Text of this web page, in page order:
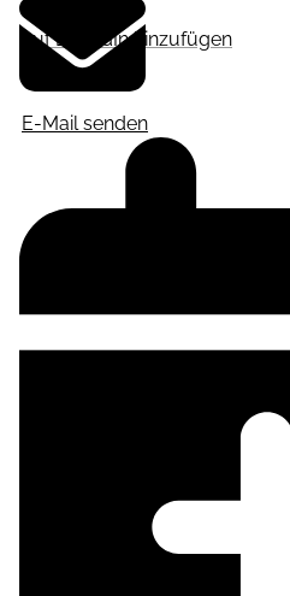
Auf LinkedIn hinzufügen
E-Mail senden